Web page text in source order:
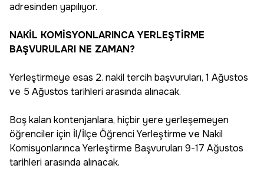
adresinden yapılıyor.
NAKİL KOMİSYONLARINCA YERLEŞTİRME
BAŞVURULARI NE ZAMAN?
Yerleştirmeye esas 2. nakil tercih başvuruları, 1 Ağustos
ve 5 Ağustos tarihleri arasında alınacak.
Boş kalan kontenjanlara, hiçbir yere yerleşemeyen
öğrenciler için İl/İlçe Öğrenci Yerleştirme ve Nakil
Komisyonlarınca Yerleştirme Başvuruları 9-17 Ağustos
tarihleri arasında alınacak.